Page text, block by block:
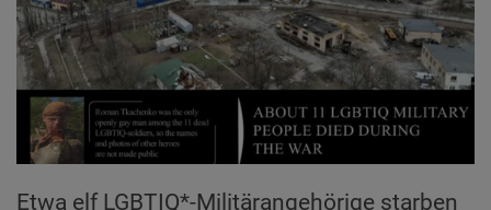
Etwa elf LGBTIQ*-Militärangehörige starben